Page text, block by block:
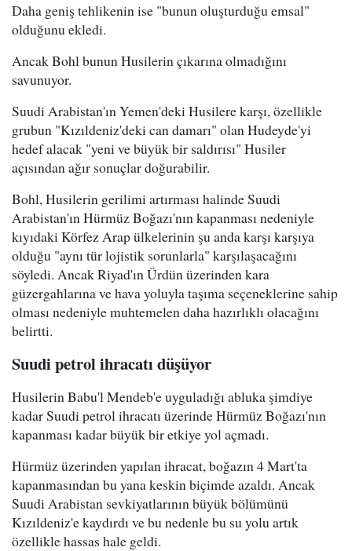
Daha geniş tehlikenin ise "bunun oluşturduğu emsal"
olduğunu ekledi.
Ancak Bohl bunun Husilerin çıkarına olmadığını
savunuyor.
Suudi Arabistan'ın Yemen'deki Husilere karşı, özellikle
grubun "Kızıldeniz'deki can damarı" olan Hudeyde'yi
hedef alacak "yeni ve büyük bir saldırısı" Husiler
açısından ağır sonuçlar doğurabilir.
Bohl, Husilerin gerilimi artırması halinde Suudi
Arabistan'ın Hürmüz Boğazı'nın kapanması nedeniyle
kıyıdaki Körfez Arap ülkelerinin şu anda karşı karşıya
olduğu "aynı tür lojistik sorunlarla" karşılaşacağını
söyledi. Ancak Riyad'ın Ürdün üzerinden kara
güzergahlarına ve hava yoluyla taşıma seçeneklerine sahip
olması nedeniyle muhtemelen daha hazırlıklı olacağını
belirtti.
Suudi petrol ihracatı düşüyor
Husilerin Babu'l Mendeb'e uyguladığı abluka şimdiye
kadar Suudi petrol ihracatı üzerinde Hürmüz Boğazı'nın
kapanması kadar büyük bir etkiye yol açmadı.
Hürmüz üzerinden yapılan ihracat, boğazın 4 Mart'ta
kapanmasından bu yana keskin biçimde azaldı. Ancak
Suudi Arabistan sevkiyatlarının büyük bölümünü
Kızıldeniz'e kaydırdı ve bu nedenle bu su yolu artık
özellikle hassas hale geldi.